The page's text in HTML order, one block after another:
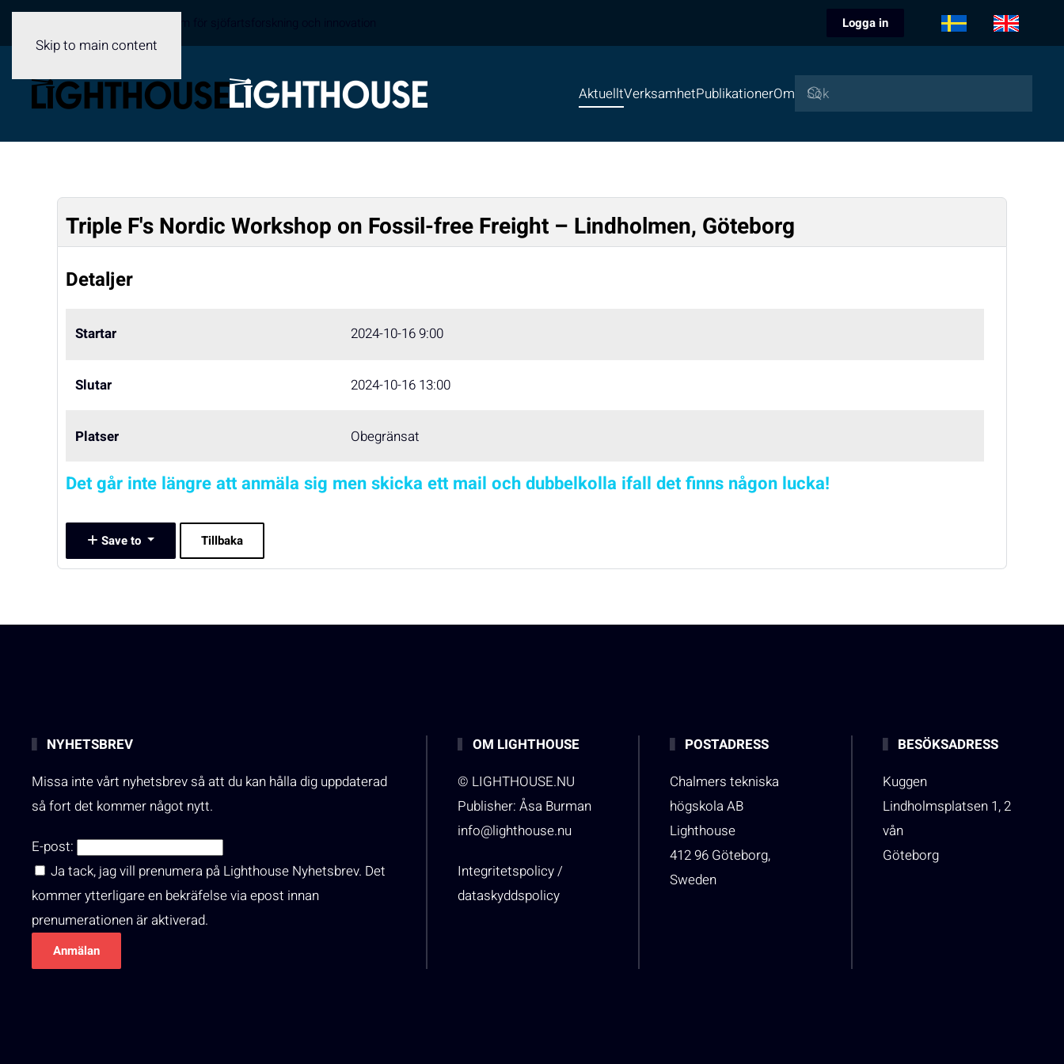
Skip to main content
Logga in
AktuelltVerksamhetPublikationerOm
Triple F's Nordic Workshop on Fossil-free Freight – Lindholmen, Göteborg
Detaljer
Startar 2024-10-16 9:00
Slutar 2024-10-16 13:00
Platser Obegränsat
Det går inte längre att anmäla sig men skicka ett mail och dubbelkolla ifall det finns någon lucka!
Save to Tillbaka
NYHETSBREV
Missa inte vårt nyhetsbrev så att du kan hålla dig uppdaterad
så fort det kommer något nytt.
E-post:
Ja tack, jag vill prenumera på Lighthouse Nyhetsbrev. Det
kommer ytterligare en bekräfelse via epost innan
prenumerationen är aktiverad.
OM LIGHTHOUSE
© LIGHTHOUSE.NU
Publisher: Åsa Burman
info@lighthouse.nu
Integritetspolicy /
dataskyddspolicy
POSTADRESS
Chalmers tekniska
högskola AB
Lighthouse
412 96 Göteborg,
Sweden
BESÖKSADRESS
Kuggen
Lindholmsplatsen 1, 2
vån
Göteborg